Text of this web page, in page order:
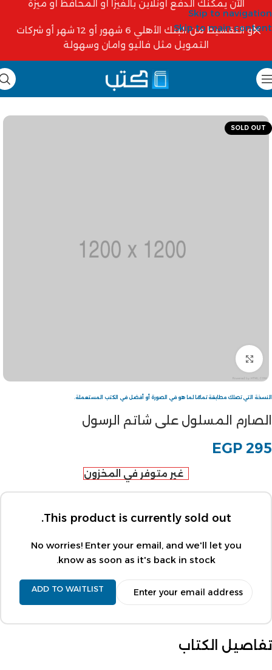
Skip to navigation
Skip to main content
الآن يمكنك الدفع أونلاين بالفيزا أو المحافظ أو ميزة
أو التقسيط من البنك الأهلي 6 شهور أو 12 شهر أو شركات
التمويل مثل فاليو وامان وسهولة
SOLD OUT
Click to enlarge
النسخة التي تصلك مطابقة تمامًا لما هو في الصورة أو أفضل في الكتب المستعملة.
الصارم المسلول على شاتم الرسول
EGP 295
غير متوفر في المخزون
This product is currently sold out.
No worries! Enter your email, and we'll let you
know as soon as it's back in stock.
ADD TO WAITLIST
تفاصيل الكتاب